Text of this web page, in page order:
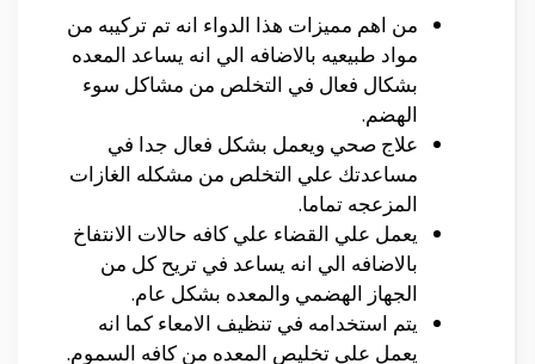
من اهم مميزات هذا الدواء انه تم تركيبه من
مواد طبيعيه بالاضافه الي انه يساعد المعده
بشكال فعال في التخلص من مشاكل سوء
الهضم.
علاج صحي ويعمل بشكل فعال جدا في
مساعدتك علي التخلص من مشكله الغازات
المزعجه تماما.
يعمل علي القضاء علي كافه حالات الانتفاخ
بالاضافه الي انه يساعد في تريح كل من
الجهاز الهضمي والمعده بشكل عام.
يتم استخدامه في تنظيف الامعاء كما انه
يعمل علي تخليص المعده من كافه السموم.